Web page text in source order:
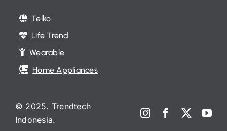
Telko
Life Trend
Wearable
Home Appliances
© 2025. Trendtech
Indonesia.